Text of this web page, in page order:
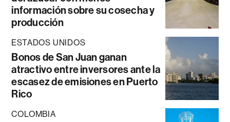
información sobre su cosecha y
producción
ESTADOS UNIDOS
Bonos de San Juan ganan
atractivo entre inversores ante la
escasez de emisiones en Puerto
Rico
COLOMBIA